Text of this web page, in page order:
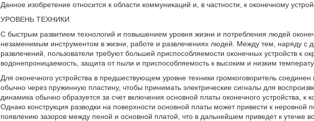
Данное изобретение относится к области коммуникаций и, в частности, к оконечному
УРОВЕНЬ ТЕХНИКИ
С быстрым развитием технологий и повышением уровня жизни и потребления людей
незаменимым инструментом в жизни, работе и развлечениях людей. Между тем, наряду с
развлечений, пользователи требуют большей приспособляемости оконечных устройств к
водонепроницаемость, защита от пыли и приспособляемость к высоким и низким
Для оконечного устройства в предшествующем уровне техники громкоговоритель
обычно через пружинную пластину, чтобы принимать электрические сигналы для
динамика обычно образуется за счет включения основной платы оконечного устройства, к
Однако конструкция разводки на поверхности основной платы может привести к неровной
появлению зазоров между пеной и основной платой, что в дальнейшем приведет к утечке